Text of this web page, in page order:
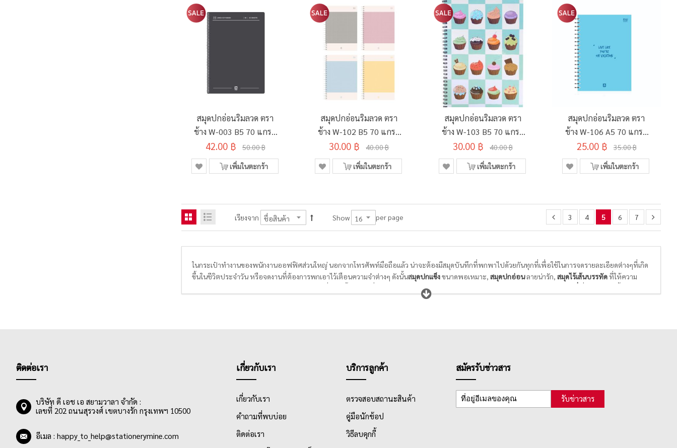
สมุดปกอ่อนริมลวด ตรา
ช้าง W-003 B5 70 แกรม
60 แผ่น สีเทา
42.00 ฿ 50.00 ฿
เพิ่มในตะกร้า
สมุดปกอ่อนริมลวด ตรา
ช้าง W-102 B5 70 แกรม
60 แผ่น
30.00 ฿ 40.00 ฿
เพิ่มในตะกร้า
สมุดปกอ่อนริมลวด ตรา
ช้าง W-103 B5 70 แกรม
60 แผ่น
30.00 ฿ 40.00 ฿
เพิ่มในตะกร้า
สมุดปกอ่อนริมลวด ตรา
ช้าง W-106 A5 70 แกรม
50 แผ่น
25.00 ฿ 35.00 ฿
เพิ่มในตะกร้า
เรียงจาก Show per page 3 4 5 6 7
ในกระเป๋าทำงานของพนักงานออฟฟิศส่วนใหญ่ นอกจากโทรศัพท์มือถือแล้ว น่าจะต้องมีสมุดบันทึกที่พกพาไปด้วยกันทุกที่เพื่อใช้ในการจดรายละเอียดต่างๆที่เกิด
ขึ้นในชีวิตประจำวัน หรือจดงานที่ต้องการพกเอาไว้เตือนความจำต่างๆ ดังนั้นสมุดปกแข็งขนาดพอเหมาะ, สมุดปกอ่อนลายน่ารัก, สมุดไร้เส้นบรรทัดที่ให้ความ
ที่ใช้ได้ทั้งการจดทั่วไปและการวาดตารางและการวาดภาพ และ
บันทึกเป็นรายวัน รายเดือน เหมาะมากสำหรับคนรักการจดบันทึกเหตุการณ์ต่างๆทุกช่วงเวลาในแต่ละปี
ติดต่อเรา
บริษัท ดี เอช เอ สยามวาลา จำกัด :
เลขที่ 202 ถนนสุรวงศ์ เขตบางรัก กรุงเทพฯ 10500
อีเมล : happy_to_help@stationerymine.com
เกี่ยวกับเรา
เกี่ยวกับเรา
คำถามที่พบบ่อย
ติดต่อเรา
บริการลูกค้า
ตรวจสอบสถานะสินค้า
คู่มือนักช้อป
วิธีลบคุกกี้
สมัครรับข่าวสาร
รับข่าวสาร